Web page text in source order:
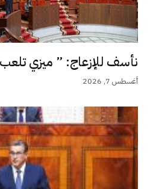
نأسف للإزعاج: ” ميزي
أغسطس 7, 2026